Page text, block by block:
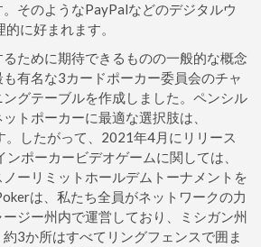
そのようなPayPalなどのデジタルウ
に好まれます。
ために期待できるものの一般的な概念
有名な3カードポーカー委員会のチャ
グテーブルを作成しました。ペンシル
トポーカーに最適な選択肢は、
。したがって、2021年4月にリリース
ンポーカービデオゲームに関しては、
ーリミットホールデムトーナメントを
は、私たち全員がネットワークの力
ジー州内で運営しており、ミシガン州
3か所はすべてリングフェンスで囲ま